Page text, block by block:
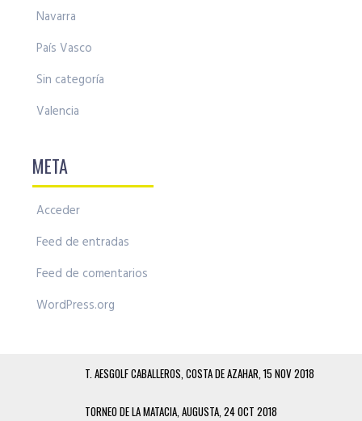
Navarra
País Vasco
Sin categoría
Valencia
META
Acceder
Feed de entradas
Feed de comentarios
WordPress.org
T. AESGOLF CABALLEROS, COSTA DE AZAHAR, 15 NOV 2018
TORNEO DE LA MATACIA, AUGUSTA, 24 OCT 2018